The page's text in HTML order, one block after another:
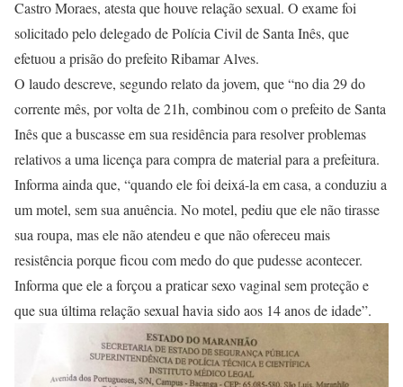
Castro Moraes, atesta que houve relação sexual. O exame foi
solicitado pelo delegado de Polícia Civil de Santa Inês, que
efetuou a prisão do prefeito Ribamar Alves.
O laudo descreve, segundo relato da jovem, que “no dia 29 do
corrente mês, por volta de 21h, combinou com o prefeito de Santa
Inês que a buscasse em sua residência para resolver problemas
relativos a uma licença para compra de material para a prefeitura.
Informa ainda que, “quando ele foi deixá-la em casa, a conduziu a
um motel, sem sua anuência. No motel, pediu que ele não tirasse
sua roupa, mas ele não atendeu e que não ofereceu mais
resistência porque ficou com medo do que pudesse acontecer.
Informa que ele a forçou a praticar sexo vaginal sem proteção e
que sua última relação sexual havia sido aos 14 anos de idade”.